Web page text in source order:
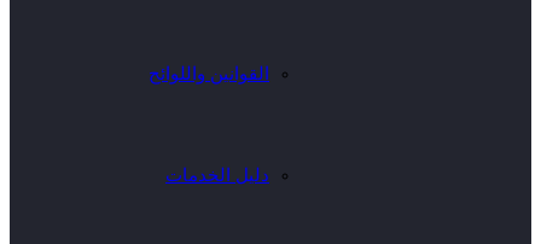
القوانين واللوائح
دليل الخدمات